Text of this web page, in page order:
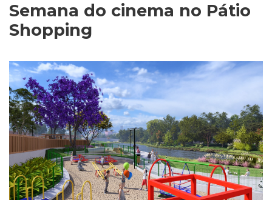
Semana do cinema no Pátio
Shopping